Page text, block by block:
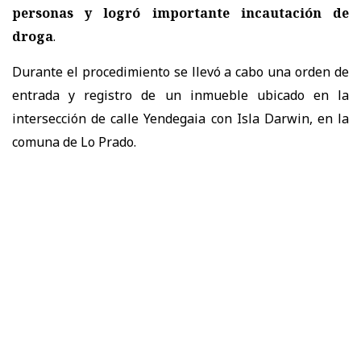
personas y logró importante incautación de
droga.
Durante el procedimiento se llevó a cabo una orden de
entrada y registro de un inmueble ubicado en la
intersección de calle Yendegaia con Isla Darwin, en la
comuna de Lo Prado.